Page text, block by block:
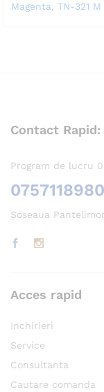
Magenta, TN-321 M
Contact Rapid:
Program de lucru
0757118980
Șoseaua
Acces rapid
Inchirieri
Service
Consultanta
Cautare comanda